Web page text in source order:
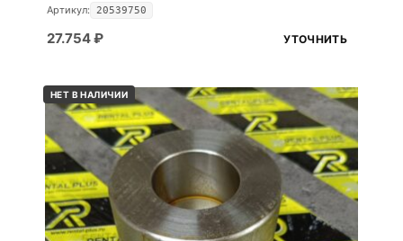
Артикул: 20539750
27.754₽ УТОЧНИТЬ
НЕТ В НАЛИЧИИ